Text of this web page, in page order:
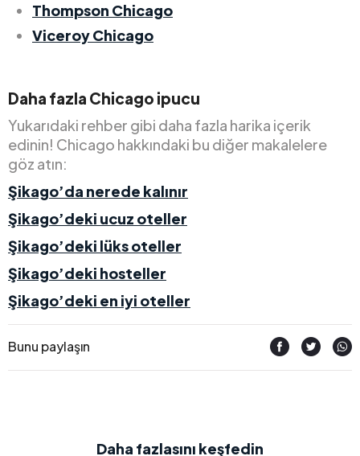
Thompson Chicago
Viceroy Chicago
Daha fazla Chicago ipucu
Yukarıdaki rehber gibi daha fazla harika içerik
edinin! Chicago hakkındaki bu diğer makalelere
göz atın:
Şikago’da nerede kalınır
Şikago’deki ucuz oteller
Şikago’deki lüks oteller
Şikago’deki hosteller
Şikago’deki en iyi oteller
Bunu paylaşın
Daha fazlasını keşfedin